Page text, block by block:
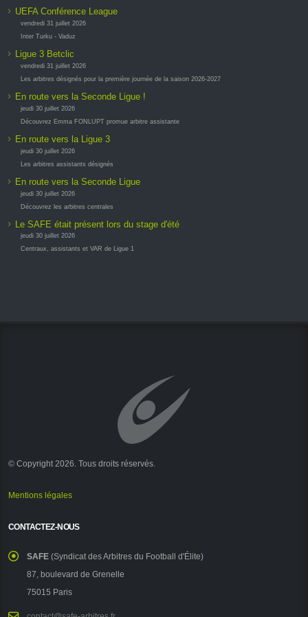
UEFA Conférence League
vendredi 31 juillet 2026
Inter Turku - Vaduz
Ligue 3 Betclic
vendredi 31 juillet 2026
Les arbitres désignés pour la première journée de la saison 2026-2027
En route vers la Seconde Ligue !
jeudi 30 juillet 2026
Découvrez Emma FONLUPT promue arbitre assistante
En route vers la Ligue 3
jeudi 30 juillet 2026
Les arbitres assistants désignés
En route vers la Seconde Ligue
jeudi 30 juillet 2026
Découvrez les arbitres centrales
Le SAFE était présent lors du stage d'été
jeudi 30 juillet 2026
Centraux, assistants et VAR de Ligue 1
© Copyright 2026. Tous droits réservés.
Mentions légales
CONTACTEZ-NOUS
SAFE (Syndicat des Arbitres du Football d'Élite)
87, boulevard de Grenelle
75015 Paris